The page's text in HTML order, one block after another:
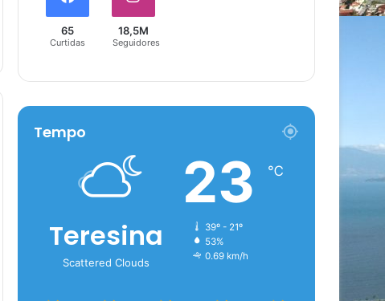
65
Curtidas
18,5M
Seguidores
Tempo
Teresina
Scattered Clouds
23 ℃
39º - 21º
53%
0.69 km/h